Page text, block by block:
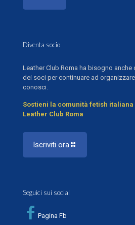
Diventa socio
Leather Club Roma ha bisogno
dei soci per continuare ad
conosci.
Sostieni la comunità fetish italiana
Leather Club Roma
Iscriviti ora
Seguici sui social
Pagina Fb